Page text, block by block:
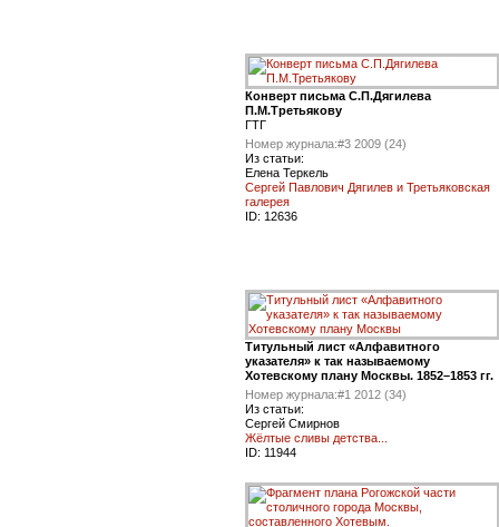
Конверт письма С.П.Дягилева
П.М.Третьякову
ГТГ
Номер журнала:#3 2009 (24)
Из статьи:
Елена Теркель
Сергей Павлович Дягилев и Третьяковская
галерея
ID: 12636
Титульный лист «Алфавитного
указателя» к так называемому
Хотевскому плану Москвы. 1852–1853 гг.
Номер журнала:#1 2012 (34)
Из статьи:
Сергей Смирнов
Жёлтые сливы детства...
ID: 11944